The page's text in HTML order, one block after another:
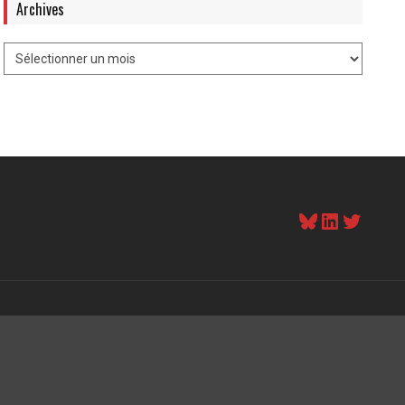
Archives
Bluesky